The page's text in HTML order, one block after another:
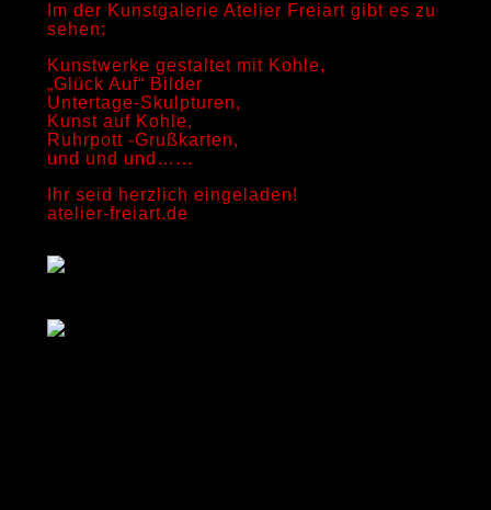
Im der Kunstgalerie Atelier Freiart gibt es zu
sehen:
Kunstwerke gestaltet mit Kohle,
„Glück Auf“ Bilder
Untertage-Skulpturen,
Kunst auf Kohle,
Ruhrpott -Grußkarten,
und und und……
Ihr seid herzlich eingeladen!
atelier-freiart.de